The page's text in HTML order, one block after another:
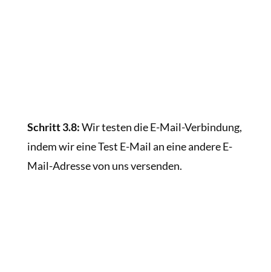
Schritt 3.8:Wir testen die E-Mail-Verbindung,
indem wir eine Test E-Mail an eine andere E-
Mail-Adresse von uns versenden.